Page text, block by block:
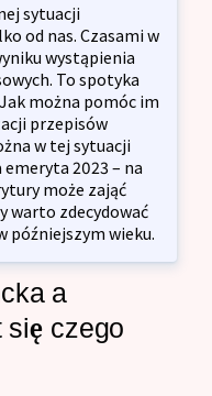
sytuacji
od nas. Czasami w
wystąpienia
To spotyka
można pomóc im
przepisów
w tej sytuacji
emeryta 2023 – na
może zająć
warto zdecydować
późniejszym wieku.
a
czego